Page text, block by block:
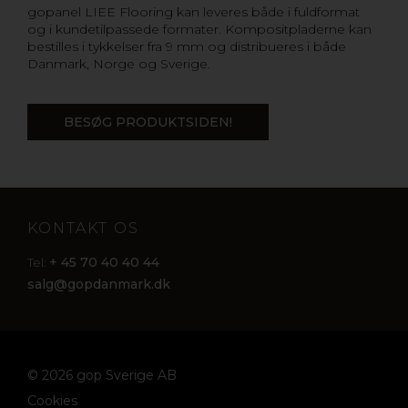
gopanel LIEE Flooring kan leveres både i fuldformat
og i kundetilpassede formater. Kompositpladerne kan
bestilles i tykkelser fra 9 mm og distribueres i både
Danmark, Norge og Sverige.
BESØG PRODUKTSIDEN!
KONTAKT OS
Tel: + 45 70 40 40 44
salg@gopdanmark.dk
© 2026 gop Sverige AB
Cookies